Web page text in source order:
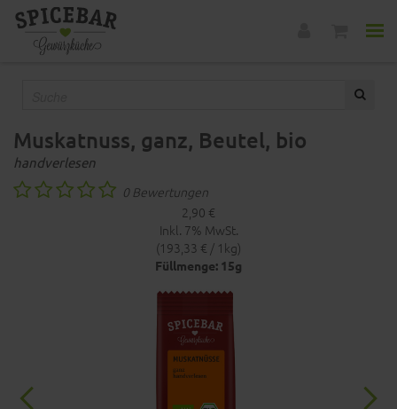
Muskatnuss, ganz, Beutel, bio
handverlesen
0 Bewertungen
2,90 €
Inkl. 7% MwSt.
(193,33 € / 1kg)
Füllmenge: 15g